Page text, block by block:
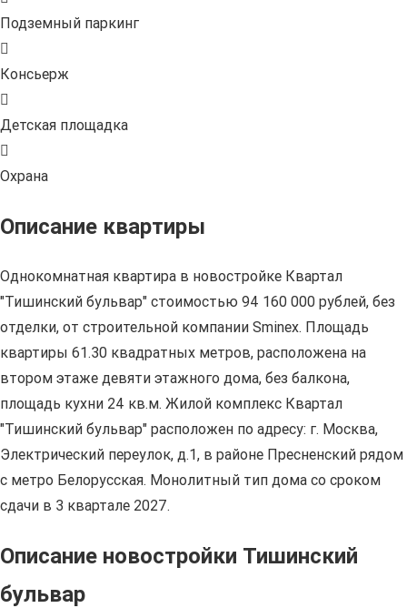
Подземный паркинг
Консьерж
Детская площадка
Охрана
Описание квартиры
Однокомнатная квартира в новостройке Квартал
"Тишинский бульвар" стоимостью 94 160 000 рублей, без
отделки, от строительной компании Sminex. Площадь
квартиры 61.30 квадратных метров, расположена на
втором этаже девяти этажного дома, без балкона,
площадь кухни 24 кв.м. Жилой комплекс Квартал
"Тишинский бульвар" расположен по адресу: г. Москва,
Электрический переулок, д.1, в районе Пресненский рядом
с метро Белорусская. Монолитный тип дома со сроком
сдачи в 3 квартале 2027.
Описание новостройки Тишинский
бульвар